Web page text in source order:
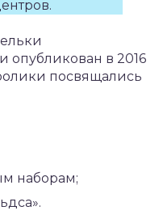
в 2016
посвящались
наборам;